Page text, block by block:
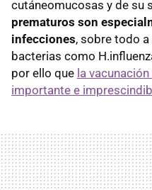
cutáneomucosas y de su
prematuros son
infecciones, sobre todo
bacterias como
por ello que la
importante e